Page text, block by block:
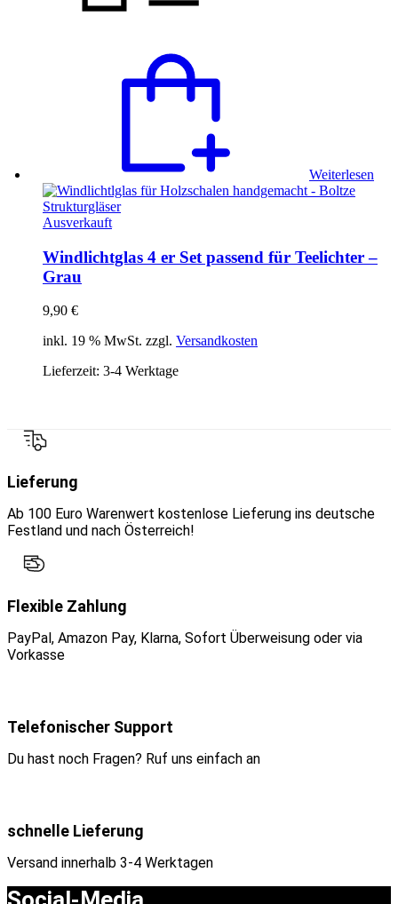
Weiterlesen
Ausverkauft
Windlichtglas 4 er Set passend für Teelichter –
Grau
9,90 €
inkl. 19 % MwSt. zzgl. Versandkosten
Lieferzeit: 3-4 Werktage
Lieferung
Ab 100 Euro Warenwert kostenlose Lieferung ins deutsche
Festland und nach Österreich!
Flexible Zahlung
PayPal, Amazon Pay, Klarna, Sofort Überweisung oder via
Vorkasse
Telefonischer Support
Du hast noch Fragen? Ruf uns einfach an
schnelle Lieferung
Versand innerhalb 3-4 Werktagen